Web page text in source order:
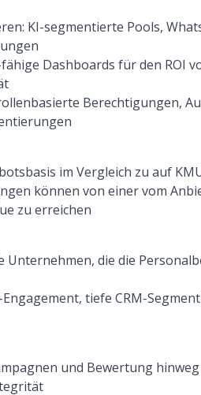
KI-segmentierte Pools,
Dashboards für den ROI
Berechtigungen,
im Vergleich zu auf
können von einer vom
zu erreichen
die die
tiefe CRM-
und Bewertung